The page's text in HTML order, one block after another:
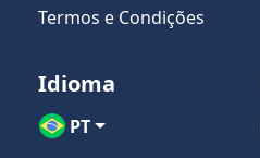
Termos e Condições
Idioma
PT